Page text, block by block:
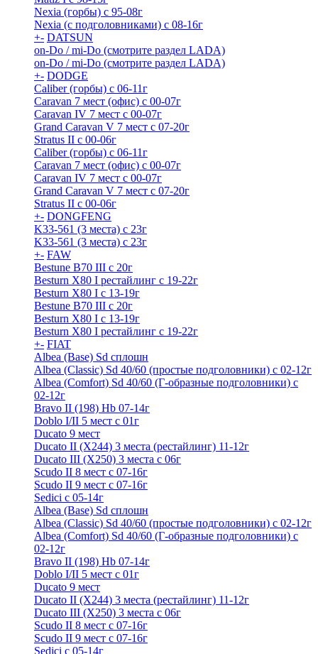
Nexia (горбы) с 95-08г
Nexia (с подголовниками) с 08-16г
+- DATSUN
on-Do / mi-Do (смотрите раздел LADA)
on-Do / mi-Do (смотрите раздел LADA)
+- DODGE
Caliber (горбы) с 06-11г
Caravan 7 мест (офис) с 00-07г
Caravan IV 7 мест с 00-07г
Grand Caravan V 7 мест с 07-20г
Stratus II с 00-06г
Caliber (горбы) с 06-11г
Caravan 7 мест (офис) с 00-07г
Caravan IV 7 мест с 00-07г
Grand Caravan V 7 мест с 07-20г
Stratus II с 00-06г
+- DONGFENG
K33-561 (3 места) с 23г
K33-561 (3 места) с 23г
+- FAW
Bestune B70 III с 20г
Besturn X80 I рестайлинг с 19-22г
Besturn X80 I с 13-19г
Bestune B70 III с 20г
Besturn X80 I с 13-19г
Besturn X80 I рестайлинг с 19-22г
+- FIAT
Albea (Base) Sd сплошн
Albea (Classic) Sd 40/60 (простые подголовники) с 02-12г
Albea (Comfort) Sd 40/60 (Г-образные подголовники) с
02-12г
Bravo II (198) Hb 07-14г
Doblo I/II 5 мест с 01г
Ducato 9 мест
Ducato II (Х244) 3 места (рестайлинг) 11-12г
Ducato III (Х250) 3 места с 06г
Scudo II 8 мест с 07-16г
Scudo II 9 мест с 07-16г
Sedici c 05-14г
Albea (Base) Sd сплошн
Albea (Classic) Sd 40/60 (простые подголовники) с 02-12г
Albea (Comfort) Sd 40/60 (Г-образные подголовники) с
02-12г
Bravo II (198) Hb 07-14г
Doblo I/II 5 мест с 01г
Ducato 9 мест
Ducato II (Х244) 3 места (рестайлинг) 11-12г
Ducato III (Х250) 3 места с 06г
Scudo II 8 мест с 07-16г
Scudo II 9 мест с 07-16г
Sedici c 05-14г